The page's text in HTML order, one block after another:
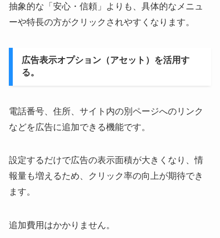
抽象的な「安心・信頼」よりも、具体的なメニュ
ーや特長の方がクリックされやすくなります。
広告表示オプション（アセット）を活用す
る。
電話番号、住所、サイト内の別ページへのリンク
などを広告に追加できる機能です。
設定するだけで広告の表示面積が大きくなり、情
報量も増えるため、クリック率の向上が期待でき
ます。
追加費用はかかりません。